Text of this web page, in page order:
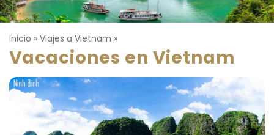
Inicio » Viajes a Vietnam »
Vacaciones en Vietnam